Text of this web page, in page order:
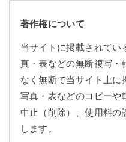
著作権について
当サイトに掲載されてい
真・表などの無断複写・
なく無断で当サイト上に
写真・表などのコピーや
中止（削除）、使用料の
します。